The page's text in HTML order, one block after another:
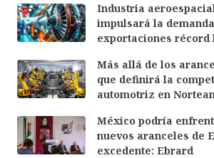
Industria
impulsará la
exportaciones récord
Más allá de los
que definirá la
automotriz en
México podría
nuevos aranceles de
excedente: Ebrard